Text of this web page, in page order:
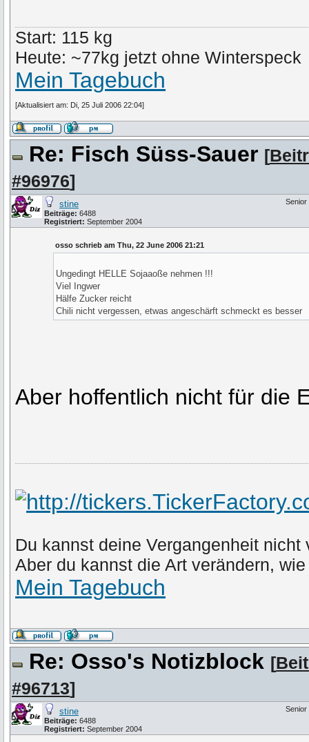
Start: 115 kg
Heute: ~77kg jetzt ohne Winterspeck
Mein Tagebuch
[Aktualisiert am: Di, 25 Juli 2006 22:04]
Re: Fisch Süss-Sauer [
#96976]
stine
Beiträge: 6488
Registriert: September 2004
Senior
osso schrieb am Thu, 22 June 2006 21:21
Ungedingt HELLE Sojaaoße nehmen !!!
Viel Ingwer
Hälfe Zucker reicht
Chili nicht vergessen, etwas angeschärft schmeckt es besser
Aber hoffentlich nicht für die
Du kannst deine Vergangenheit nicht
Aber du kannst die Art verändern,
Mein Tagebuch
Re: Osso's Notizblock [
#96713]
stine
Beiträge: 6488
Registriert: September 2004
Senior